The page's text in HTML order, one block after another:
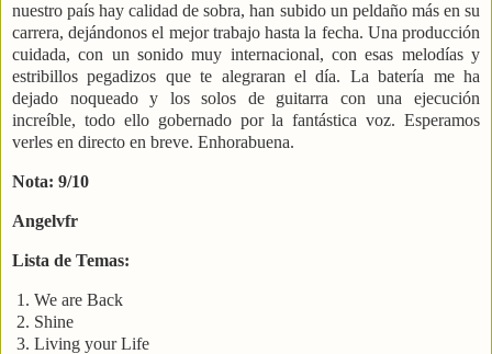
nuestro país hay calidad de sobra, han subido un peldaño más en su
carrera, dejándonos el mejor trabajo hasta la fecha. Una producción
cuidada, con un sonido muy internacional, con esas melodías y
estribillos pegadizos que te alegraran el día. La batería me ha
dejado noqueado y los solos de guitarra con una ejecución
increíble, todo ello gobernado por la fantástica voz. Esperamos
verles en directo en breve. Enhorabuena.
Nota: 9/10
Angelvfr
Lista de Temas:
1. We are Back
2. Shine
3. Living your Life